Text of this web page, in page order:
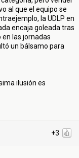
al que el equipo se
la UDLP en
encaja goleada tras
las jornadas
un bálsamo para
ilusión es
+3